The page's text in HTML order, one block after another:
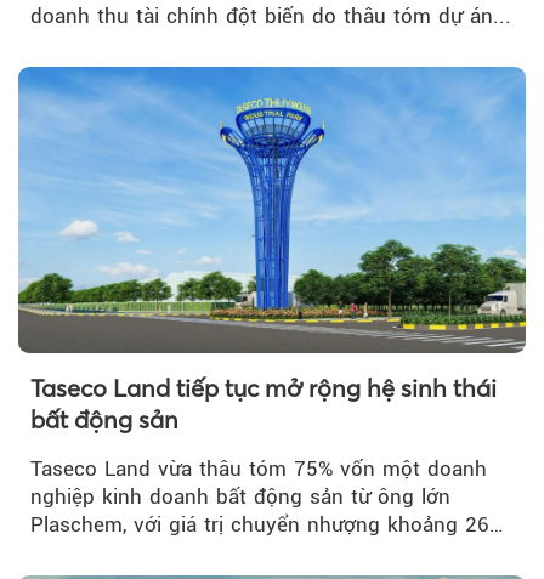
doanh thu tài chính đột biến do thâu tóm dự án...
Taseco Land tiếp tục mở rộng hệ sinh thái
bất động sản
Taseco Land vừa thâu tóm 75% vốn một doanh
nghiệp kinh doanh bất động sản từ ông lớn
Plaschem, với giá trị chuyển nhượng khoảng 262